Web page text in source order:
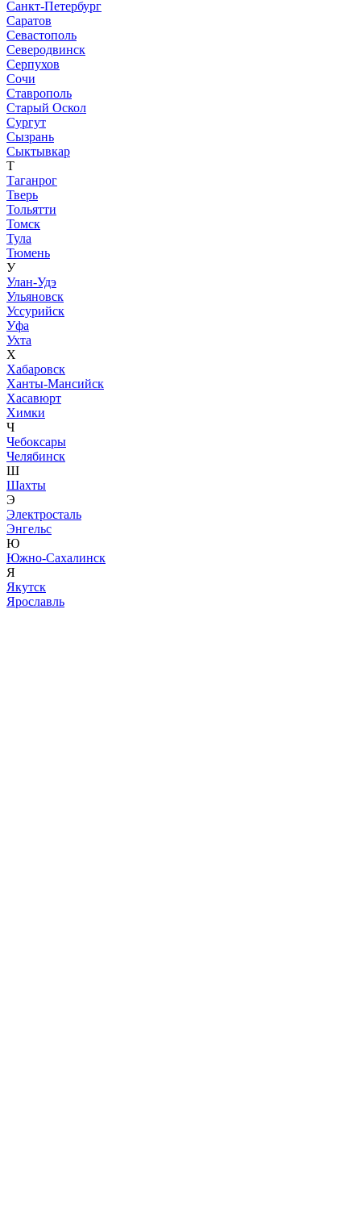
Санкт-Петербург
Саратов
Севастополь
Северодвинск
Серпухов
Сочи
Ставрополь
Старый Оскол
Сургут
Сызрань
Сыктывкар
Т
Таганрог
Тверь
Тольятти
Томск
Тула
Тюмень
У
Улан-Удэ
Ульяновск
Уссурийск
Уфа
Ухта
Х
Хабаровск
Ханты-Мансийск
Хасавюрт
Химки
Ч
Чебоксары
Челябинск
Ш
Шахты
Э
Электросталь
Энгельс
Ю
Южно-Сахалинск
Я
Якутск
Ярославль